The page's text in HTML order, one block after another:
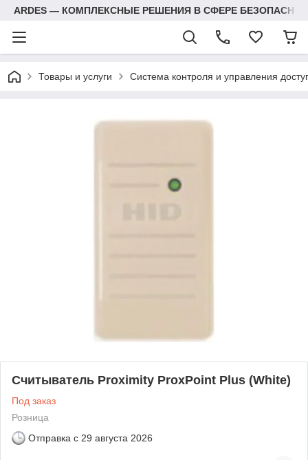
ARDES — КОМПЛЕКСНЫЕ РЕШЕНИЯ В СФЕРЕ
Товары и услуги Система контроля и управления
Считыватель Proximity ProxPoint Plus (White)
Под заказ
Розница
Отправка с 29 августа 2026